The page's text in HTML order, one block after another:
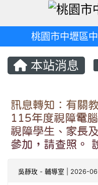
桃園市中壢區
本站消息
訊息轉知：有關
115年度視障電
視障學生、家長
參加，請查照。
吳靜玫 - 輔導室 | 2026-